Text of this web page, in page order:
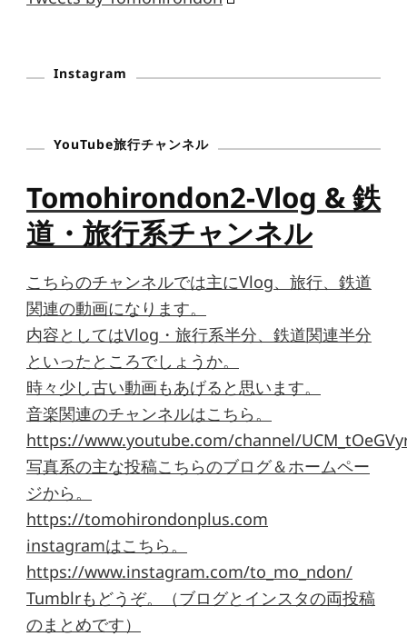
Instagram
YouTube旅行チャンネル
Tomohirondon2-Vlog & 鉄
道・旅行系チャンネル
こちらのチャンネルでは主にVlog、旅行、鉄道
関連の動画になります。
内容としてはVlog・旅行系半分、鉄道関連半分
といったところでしょうか。
時々少し古い動画もあげると思います。
音楽関連のチャンネルはこちら。
https://www.youtube.com/channel/
写真系の主な投稿こちらのブログ＆ホームペー
ジから。
https://tomohirondonplus.com
instagramはこちら。
https://www.instagram.com/to_mo_ndon/
Tumblrもどうぞ。（ブログとインスタの両投稿
のまとめです）